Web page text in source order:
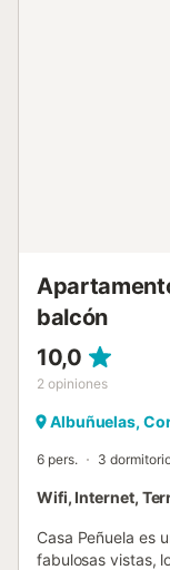
balcón
10,0
2 opiniones
Albuñuelas,
6 pers. 3
Wifi, Internet,
Casa Peñuela es
fabulosas vistas,